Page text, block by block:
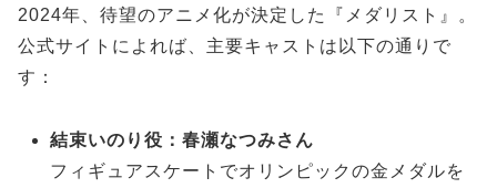
2024年、待望のアニメ化が決定した『メダリスト』。
公式サイトによれば、主要キャストは以下の通りで
す：
結束いのり役：春瀬なつみさん
フィギュアスケートでオリンピックの金メダルを